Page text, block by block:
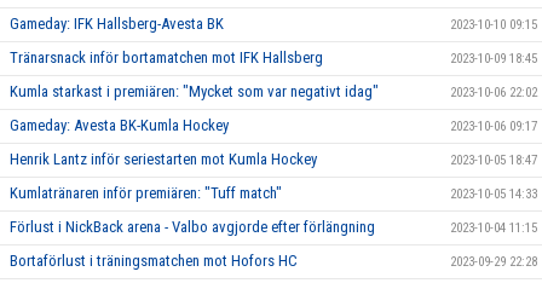
Gameday: IFK Hallsberg-Avesta BK 2023-10-10 09:15
Tränarsnack inför bortamatchen mot IFK Hallsberg 2023-10-09 18:45
Kumla starkast i premiären: "Mycket som var negativt idag" 2023-10-06 22:02
Gameday: Avesta BK-Kumla Hockey 2023-10-06 09:17
Henrik Lantz inför seriestarten mot Kumla Hockey 2023-10-05 18:47
Kumlatränaren inför premiären: "Tuff match" 2023-10-05 14:33
Förlust i NickBack arena - Valbo avgjorde efter förlängning 2023-10-04 11:15
Bortaförlust i träningsmatchen mot Hofors HC 2023-09-29 22:28